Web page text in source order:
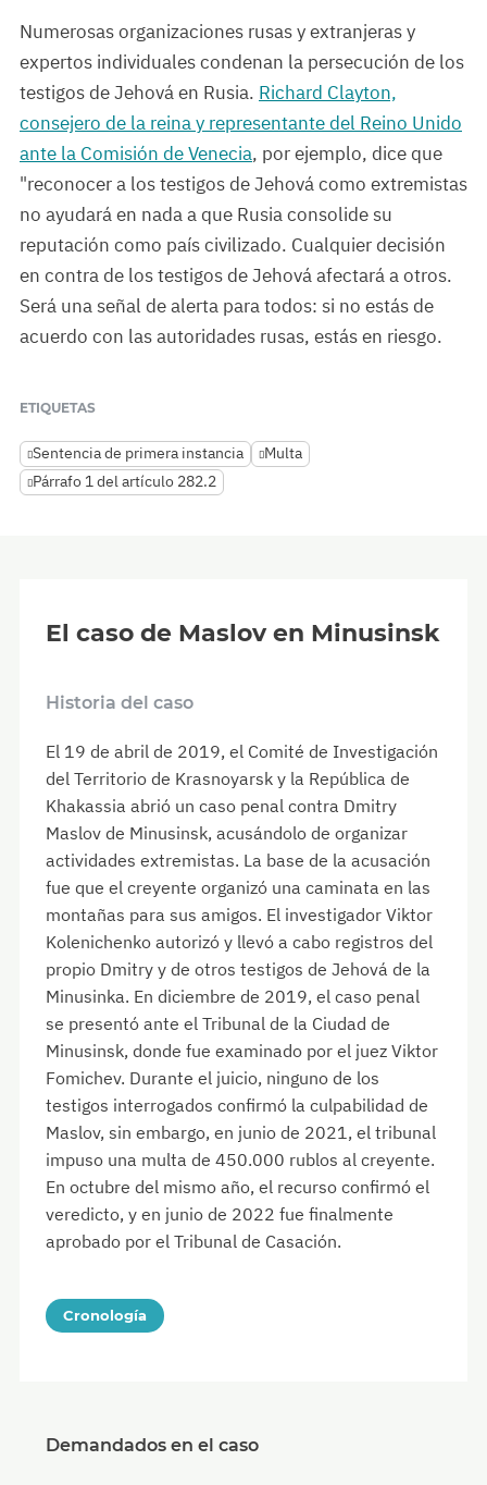
Numerosas organizaciones rusas y extranjeras y
expertos individuales condenan la persecución de los
testigos de Jehová en Rusia. Richard Clayton,
consejero de la reina y representante del Reino Unido
ante la Comisión de Venecia, por ejemplo, dice que
"reconocer a los testigos de Jehová como extremistas
no ayudará en nada a que Rusia consolide su
reputación como país civilizado. Cualquier decisión
en contra de los testigos de Jehová afectará a otros.
Será una señal de alerta para todos: si no estás de
acuerdo con las autoridades rusas, estás en riesgo.
ETIQUETAS
Sentencia de primera instancia
Multa
Párrafo 1 del artículo 282.2
El caso de Maslov en Minusinsk
Historia del caso
El 19 de abril de 2019, el Comité de Investigación
del Territorio de Krasnoyarsk y la República de
Khakassia abrió un caso penal contra Dmitry
Maslov de Minusinsk, acusándolo de organizar
actividades extremistas. La base de la acusación
fue que el creyente organizó una caminata en las
montañas para sus amigos. El investigador Viktor
Kolenichenko autorizó y llevó a cabo registros del
propio Dmitry y de otros testigos de Jehová de la
Minusinka. En diciembre de 2019, el caso penal
se presentó ante el Tribunal de la Ciudad de
Minusinsk, donde fue examinado por el juez Viktor
Fomichev. Durante el juicio, ninguno de los
testigos interrogados confirmó la culpabilidad de
Maslov, sin embargo, en junio de 2021, el tribunal
impuso una multa de 450.000 rublos al creyente.
En octubre del mismo año, el recurso confirmó el
veredicto, y en junio de 2022 fue finalmente
aprobado por el Tribunal de Casación.
Cronología
Demandados en el caso